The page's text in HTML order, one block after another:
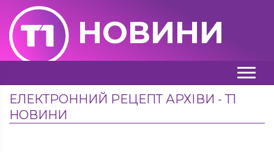
НОВИНИ
ЕЛЕКТРОННИЙ РЕЦЕПТ АРХІВИ - Т1
НОВИНИ